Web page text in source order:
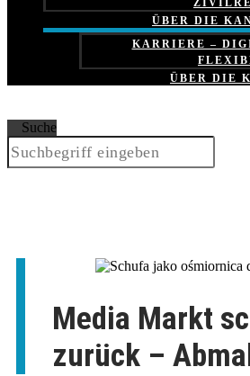
ÜBER DIE
KARRIERE –
ÜBER DIE
Suche
Media Markt
zurück –